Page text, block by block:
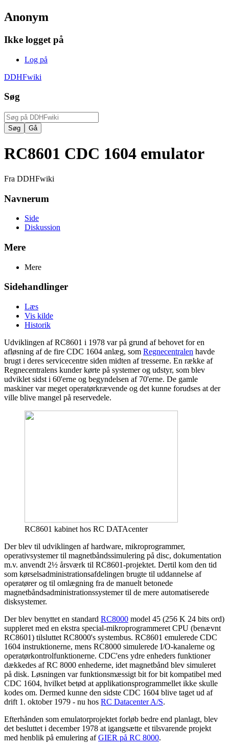
Anonym
Ikke logget på
Log på
DDHFwiki
Søg
RC8601 CDC 1604 emulator
Fra DDHFwiki
Navnerum
Side
Diskussion
Mere
Mere
Sidehandlinger
Læs
Vis kilde
Historik
Udviklingen af RC8601 i 1978 var på grund af behovet for en
afløsning af de fire CDC 1604 anlæg, som Regnecentralen havde
brugt i deres servicecentre siden midten af tresserne. En række af
Regnecentralens kunder kørte på systemer og udstyr, som blev
udviklet sidst i 60'erne og begyndelsen af 70'erne. De gamle
maskiner var meget operatørkrævende og det kunne forudses at der
ville blive mangel på reservedele.
RC8601 kabinet hos RC DATAcenter
Der blev til udviklingen af hardware, mikroprogrammer,
operativsystemer til magnetbåndssimulering på disc, dokumentation
m.v. anvendt 2½ årsværk til RC8601-projektet. Dertil kom den tid
som kørselsadministrationsafdelingen brugte til uddannelse af
operatører og til omlægning fra de manuelt betonede
magnetbåndsadministrationssystemer til de mere automatiserede
disksystemer.
Der blev benyttet en standard RC8000 model 45 (256 K 24 bits ord)
suppleret med en ekstra special-mikroprogrammeret CPU (benævnt
RC8601) tilsluttet RC8000's systembus. RC8601 emulerede CDC
1604 instruktionerne, mens RC8000 simulerede I/O-kanalerne og
operatørkontrolfunktionerne. CDC'ens ydre enheders funktioner
dækkedes af RC 8000 enhederne, idet magnetbånd blev simuleret
på disk. Løsningen var funktionsmæssigt bit for bit kompatibel med
CDC 1604, hvilket betød at applikationsprogrammellet ikke skulle
kodes om. Dermed kunne den sidste CDC 1604 blive taget ud af
drift 1. oktober 1979 - nu hos RC Datacenter A/S.
Efterhånden som emulatorprojektet forløb bedre end planlagt, blev
det besluttet i december 1978 at igangsætte et tilsvarende projekt
med henblik på emulering afGIER på RC 8000.